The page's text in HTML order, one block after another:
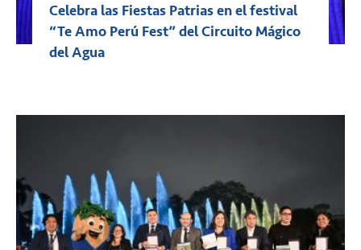
Celebra las Fiestas Patrias en el festival
“Te Amo Perú Fest” del Circuito Mágico
del Agua